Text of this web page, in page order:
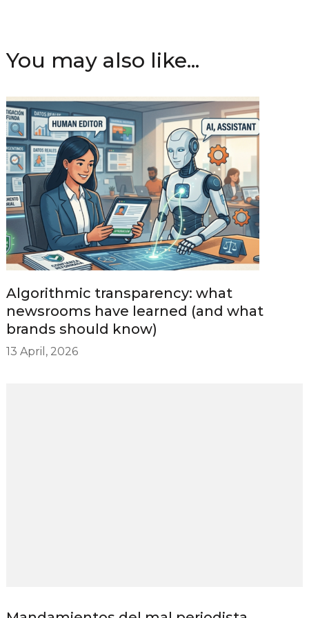
You may also like...
Algorithmic transparency: what
newsrooms have learned (and what
brands should know)
13 April, 2026